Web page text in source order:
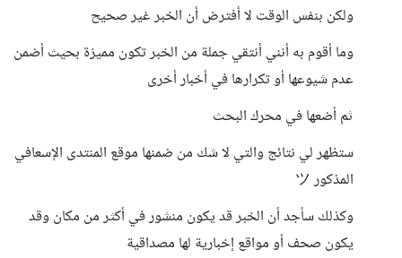
ولكن بنفس الوقت لا أفترض أن الخبر غير صحيح
وما أقوم به أنني أنتقي جملة من الخبر تكون مميزة بحيث أضمن
عدم شيوعها أو تكرارها في أخبار أخرى
ثم أضعها في محرك البحث
ستظهر لي نتائج والتي لا شك من ضمنها موقع المنتدى الإسعافي
المذكور ツ
وكذلك سأجد أن الخبر قد يكون منشور في أكثر من مكان وقد
يكون صحف أو مواقع إخبارية لها مصداقية